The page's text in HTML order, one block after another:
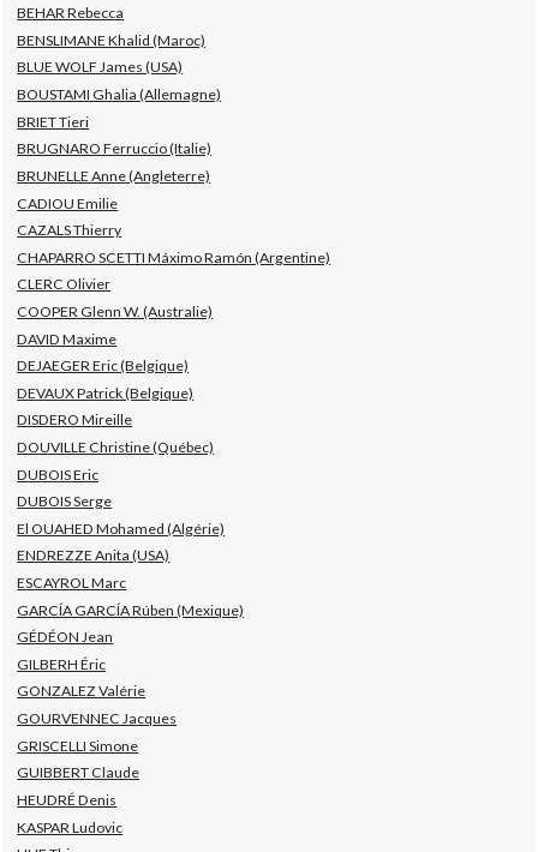
BEHAR Rebecca
BENSLIMANE Khalid (Maroc)
BLUE WOLF James (USA)
BOUSTAMI Ghalia (Allemagne)
BRIET Tieri
BRUGNARO Ferruccio (Italie)
BRUNELLE Anne (Angleterre)
CADIOU Emilie
CAZALS Thierry
CHAPARRO SCETTI Máximo Ramón (Argentine)
CLERC Olivier
COOPER Glenn W. (Australie)
DAVID Maxime
DEJAEGER Eric (Belgique)
DEVAUX Patrick (Belgique)
DISDERO Mireille
DOUVILLE Christine (Québec)
DUBOIS Eric
DUBOIS Serge
El OUAHED Mohamed (Algérie)
ENDREZZE Anita (USA)
ESCAYROL Marc
GARCÍA GARCÍA Rúben (Mexique)
GÉDÉON Jean
GILBERH Éric
GONZALEZ Valérie
GOURVENNEC Jacques
GRISCELLI Simone
GUIBBERT Claude
HEUDRÉ Denis
KASPAR Ludovic